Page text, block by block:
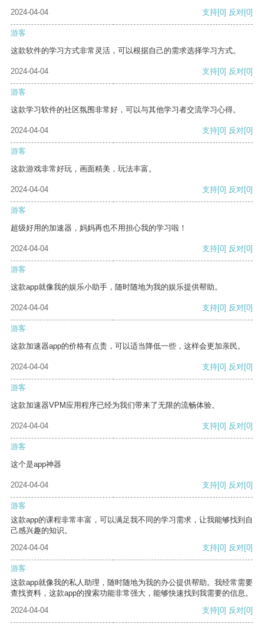
2024-04-04 支持[0] 反对[0]
游客
这款软件的学习方式非常灵活，可以根据自己的需求选择学习方式。
2024-04-04 支持[0] 反对[0]
游客
这款学习软件的社区氛围非常好，可以与其他学习者交流学习心得。
2024-04-04 支持[0] 反对[0]
游客
这款游戏非常好玩，画面精美，玩法丰富。
2024-04-04 支持[0] 反对[0]
游客
超级好用的加速器，妈妈再也不用担心我的学习啦！
2024-04-04 支持[0] 反对[0]
游客
这款app就像我的娱乐小助手，随时随地为我的娱乐提供帮助。
2024-04-04 支持[0] 反对[0]
游客
这款加速器app的价格有点贵，可以适当降低一些，这样会更加亲民。
2024-04-04 支持[0] 反对[0]
游客
这款加速器VPM应用程序已经为我们带来了无限的流畅体验。
2024-04-04 支持[0] 反对[0]
游客
这个是app神器
2024-04-04 支持[0] 反对[0]
游客
这款app的课程非常丰富，可以满足我不同的学习需求，让我能够找到自
己感兴趣的知识。
2024-04-04
支持[0] 反对[0]
游客
这款app就像我的私人助理，随时随地为我的办公提供帮助。我经常需要
查找资料，这款app的搜索功能非常强大，能够快速找到我需要的信息。
2024-04-04
支持[0] 反对[0]